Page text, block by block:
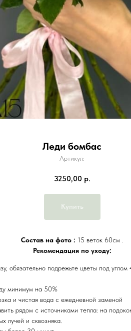
Леди бомбас
Артикул:
3250,00 р.
Купить
Состав на фото : 15 веток 60см .
Рекомендация по уходу:
обязательно подрежьте цветы под
минимум на 50%
и чистая вода с ежедневной заменой
рядом с источниками тепла: на
лучей и сквозняка.